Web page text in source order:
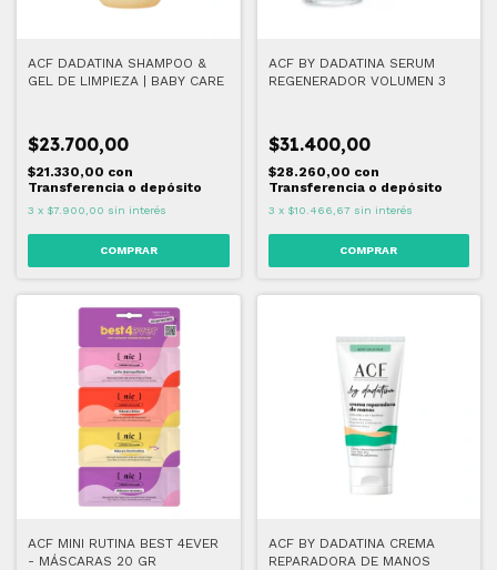
ACF DADATINA SHAMPOO &
GEL DE LIMPIEZA | BABY CARE
$23.700,00
$21.330,00 con
Transferencia o depósito
3 x $7.900,00 sin interés
ACF BY DADATINA SERUM
REGENERADOR VOLUMEN 3
$31.400,00
$28.260,00 con
Transferencia o depósito
3 x $10.466,67 sin interés
ACF MINI RUTINA BEST 4EVER
- MÁSCARAS 20 GR
ACF BY DADATINA CREMA
REPARADORA DE MANOS